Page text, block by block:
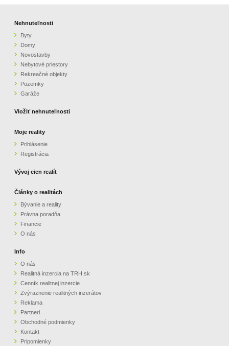
Nehnuteľnosti
Byty
Domy
Novostavby
Nebytové priestory
Rekreačné objekty
Pozemky
Garáže
Vložiť nehnuteľnosti
Moje reality
Prihlásenie
Registrácia
Vývoj cien realít
Články o realitách
Bývanie a reality
Právna poradňa
Financie
O nás
Info
O nás
Realitná inzercia na TRH.sk
Cenník realitnej inzercie
Zvýraznenie realitných inzerátov
Reklama
Partneri
Obchodné podmienky
Kontakt
Pripomienky